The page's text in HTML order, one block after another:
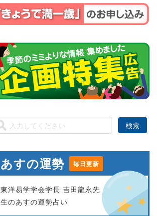
あすの運勢 毎日更新
東洋易学学会学長 吉田龍永先
生のあすの運勢占い